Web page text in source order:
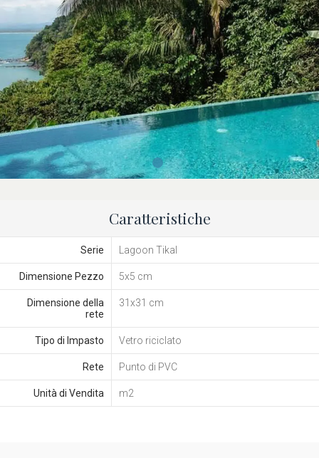
Caratteristiche
Serie Lagoon Tikal
Dimensione Pezzo 5x5 cm
Dimensione della
rete
31x31 cm
Tipo di Impasto Vetro riciclato
Rete Punto di PVC
Unità di Vendita m2